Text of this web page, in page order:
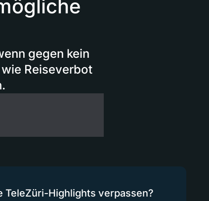
gegen kein
Reiseverbot
TeleZüri-Highlights verpassen?